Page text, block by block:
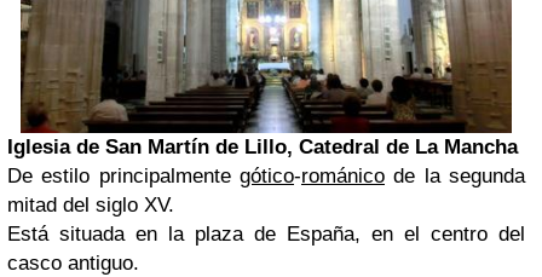
Iglesia de San Martín de Lillo, Catedral de La Mancha
De estilo principalmente gótico-románico de la segunda
mitad del siglo XV.
Está situada en la plaza de España, en el centro del
casco antiguo.